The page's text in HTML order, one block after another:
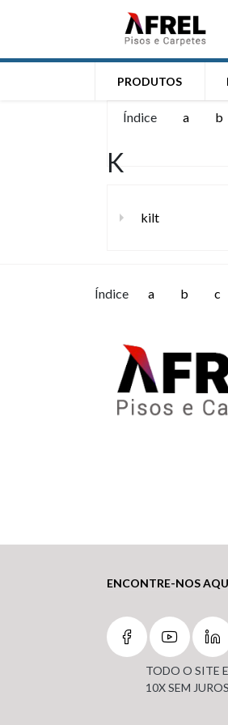
PRODUTOS
Índice a b
K
kilt
Índice a b c
ENCONTRE-NOS
TODO O SITE
10X SEM